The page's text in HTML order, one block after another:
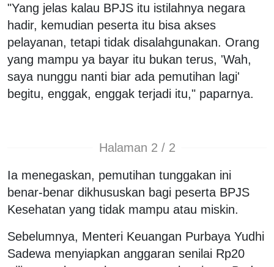
"Yang jelas kalau BPJS itu istilahnya negara
hadir, kemudian peserta itu bisa akses
pelayanan, tetapi tidak disalahgunakan. Orang
yang mampu ya bayar itu bukan terus, 'Wah,
saya nunggu nanti biar ada pemutihan lagi'
begitu, enggak, enggak terjadi itu," paparnya.
Halaman 2 / 2
Ia menegaskan, pemutihan tunggakan ini
benar-benar dikhususkan bagi peserta BPJS
Kesehatan yang tidak mampu atau miskin.
Sebelumnya, Menteri Keuangan Purbaya Yudhi
Sadewa menyiapkan anggaran senilai Rp20